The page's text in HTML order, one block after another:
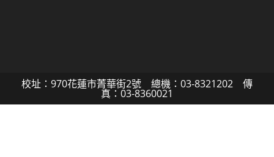
校址：970花蓮市菁華街2號 總機：03-8321202 傳
真：03-8360021